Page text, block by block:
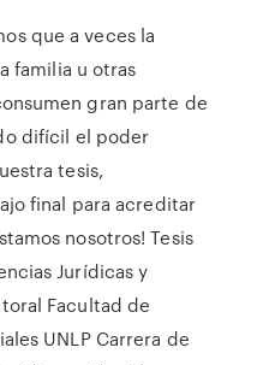
que a veces la
familia u otras
gran parte de
difícil el poder
tesis,
final para acreditar
nosotros! Tesis
Jurídicas y
Facultad de
UNLP Carrera de